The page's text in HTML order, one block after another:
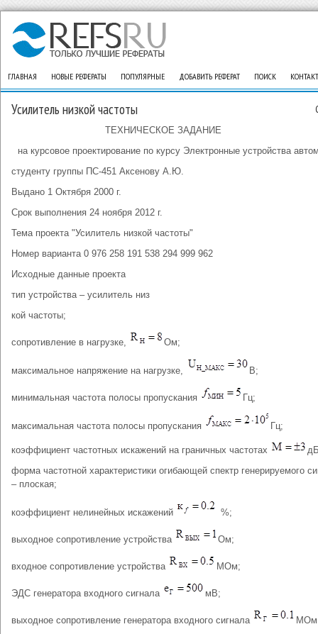
ГЛАВНАЯ НОВЫЕ РЕФЕРАТЫ ПОПУЛЯРНЫЕ ДОБАВИТЬ РЕФЕРАТ ПОИСК
Усилитель низкой частоты
ТЕХНИЧЕСКОЕ ЗАДАНИЕ
на курсовое проектирование по курсу Электронные устройства
студенту группы ПС-451 Аксенову А.Ю.
Выдано 1 Октября 2000 г.
Срок выполнения 24 ноября 2012 г.
Тема проекта "Усилитель низкой частоты"
Номер варианта 0 976 258 191 538 294 999 962
Исходные данные проекта
тип устройства – усилитель низ
кой частоты;
сопротивление в нагрузке, Ом;
максимальное напряжение на нагрузке, В;
минимальная частота полосы пропускания Гц;
максимальная частота полосы пропускания Гц;
коэффициент частотных искажений на граничных частотах
форма частотной характеристики огибающей спектр генерируемого
– плоская;
коэффициент нелинейных искажений %;
выходное сопротивление устройства Ом;
входное сопротивление устройства МОм;
ЭДС генератора входного сигнала мВ;
выходное сопротивление генератора входного сигнала